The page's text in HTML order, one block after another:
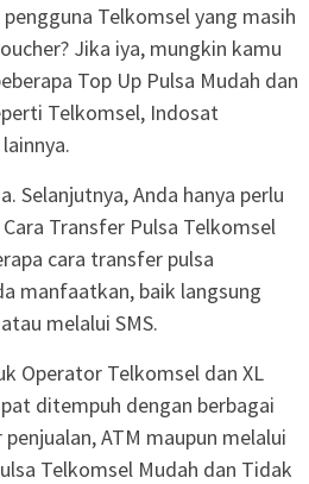
Telkomsel yang masih
Jika iya, mungkin kamu
Top Up Pulsa Mudah dan
Telkomsel, Indosat
Selanjutnya, Anda hanya perlu
Transfer Pulsa Telkomsel
cara transfer pulsa
manfaatkan, baik langsung
melalui SMS.
Operator Telkomsel dan XL
ditempuh dengan berbagai
ATM maupun melalui
Telkomsel Mudah dan Tidak